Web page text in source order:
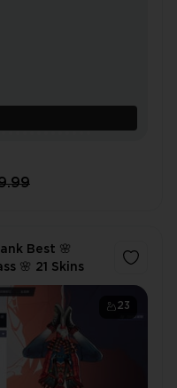
23
Best 🌸
🌸 21 Skins